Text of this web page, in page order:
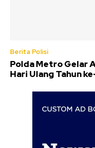
Berita Polisi
Polda Metro Gelar
Hari Ulang Tahun